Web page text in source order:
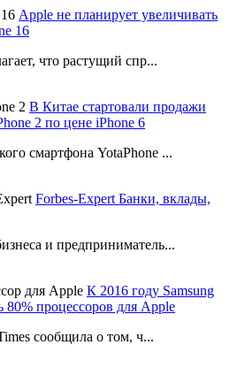
Apple не планирует увеличивать
16
что растущий спр...
В Китае стартовали продажи
2 по цене iPhone 6
смартфона YotaPhone ...
Forbes-Expert Банки, вклады,
и предприниматель...
К 2016 году Samsung
80% процессоров для Apple
сообщила о том, ч...